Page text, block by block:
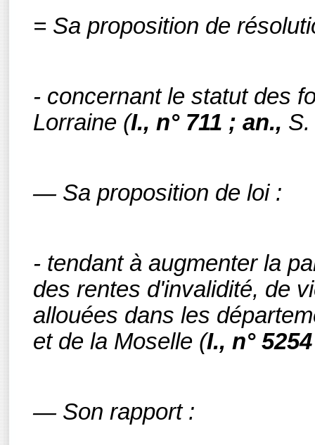
= Sa proposition de
- concernant le statut des
Lorraine (I., n° 711 ; an.,
— Sa proposition de loi :
- tendant à augmenter la
des rentes d'invalidité, de
allouées dans les
et de la Moselle (I., n°
— Son rapport :